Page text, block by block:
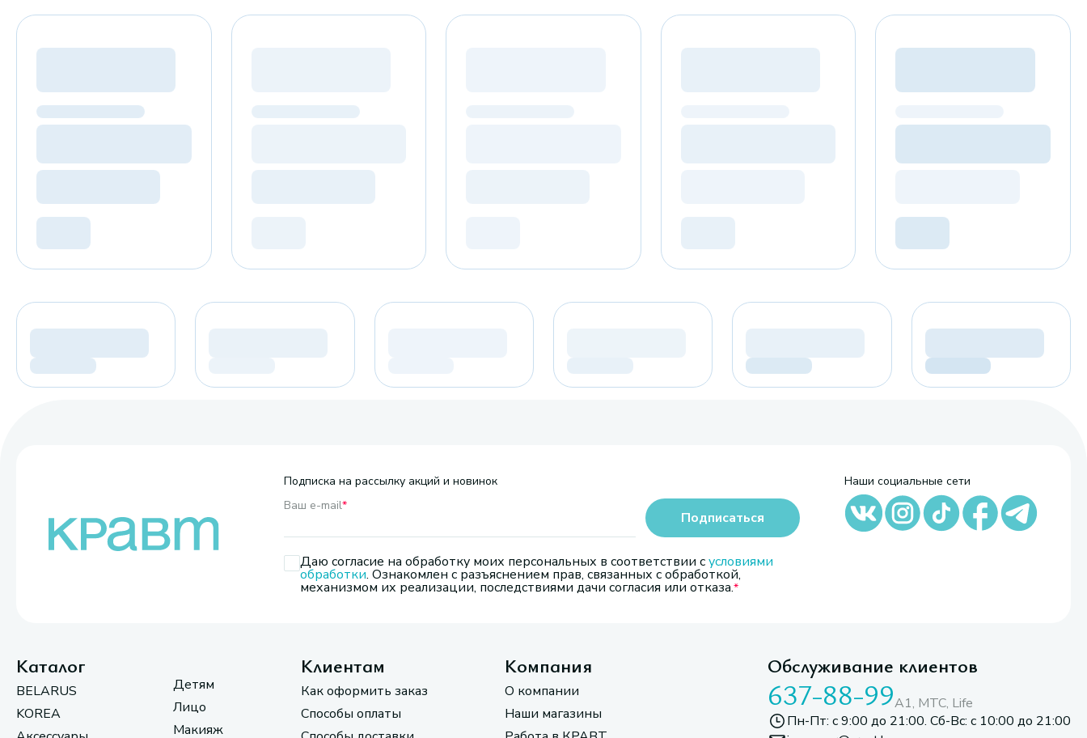
Подписка на рассылку акций и новинок
Ваш e-mail*
Даю согласие на обработку моих персональных в соответствии сусловиями
обработки. Ознакомлен с разъяснением прав, связанных с обработкой,
механизмом их реализации, последствиями дачи согласия или отказа.
Подписаться
Наши социальные сети
Каталог
BELARUS
KOREA
Детям
Лицо
Макияж
Клиентам
Как оформить заказ
Способы оплаты
Компания
О компании
Наши магазины
Обслуживание клиентов
637-88-99A1, МТС, Life
Пн-Пт: с 9:00 до 21:00. Сб-Вс: с 10:00 до 21:00